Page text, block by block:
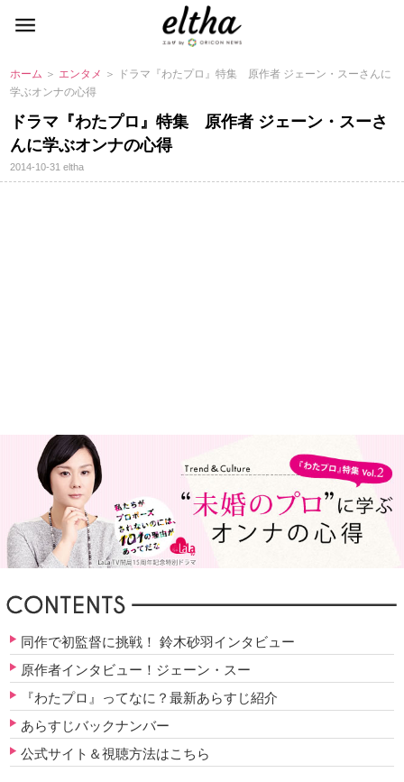
ホーム ＞ エンタメ ＞ ドラマ『わたプロ』特集 原作者 ジェーン・スーさんに
学ぶオンナの心得
ドラマ『わたプロ』特集 原作者 ジェーン・スーさ
んに学ぶオンナの心得
2014-10-31eltha
同作で初監督に挑戦！ 鈴木砂羽インタビュー
原作者インタビュー！ジェーン・スー
『わたプロ』ってなに？最新あらすじ紹介
あらすじバックナンバー
公式サイト＆視聴方法はこちら